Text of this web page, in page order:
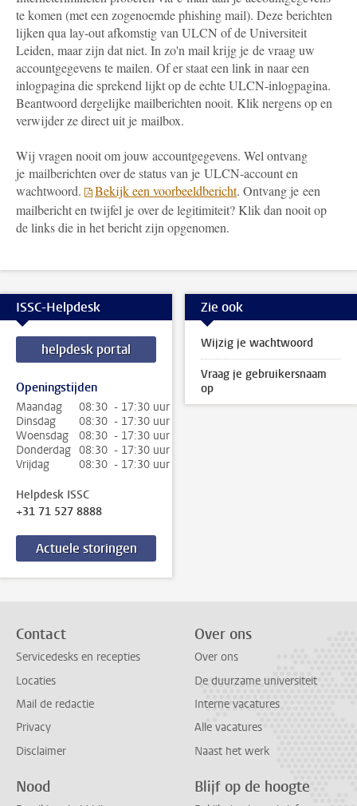
te komen (met een zogenoemde phishing mail). Deze berichten
lijken qua lay-out afkomstig van ULCN of de Universiteit
Leiden, maar zijn dat niet. In zo'n mail krijg je de vraag uw
accountgegevens te mailen. Of er staat een link in naar een
inlogpagina die sprekend lijkt op de echte ULCN-inlogpagina.
Beantwoord dergelijke mailberichten nooit. Klik nergens op en
verwijder ze direct uit je mailbox.
Wij vragen nooit om jouw accountgegevens. Wel ontvang
je mailberichten over de status van je ULCN-account en
wachtwoord.
Bekijk een voorbeeldbericht. Ontvang je een
mailbericht en twijfel je over de legitimiteit? Klik dan nooit op
de links die in het bericht zijn opgenomen.
ISSC-Helpdesk
helpdesk portal
Openingstijden
Maandag
08:30 - 17:30 uur
Dinsdag
08:30 - 17:30 uur
Woensdag
08:30 - 17:30 uur
Donderdag 08:30 - 17:30 uur
Vrijdag
08:30 - 17:30 uur
Helpdesk ISSC
+31 71 527 8888
Actuele storingen
Zie ook
Wijzig je wachtwoord
Vraag je gebruikersnaam
op
Contact
Servicedesks en recepties
Locaties
Mail de redactie
Privacy
Disclaimer
Over ons
Over ons
De duurzame universiteit
Interne vacatures
Alle vacatures
Naast het werk
Nood Blijf op de hoogte